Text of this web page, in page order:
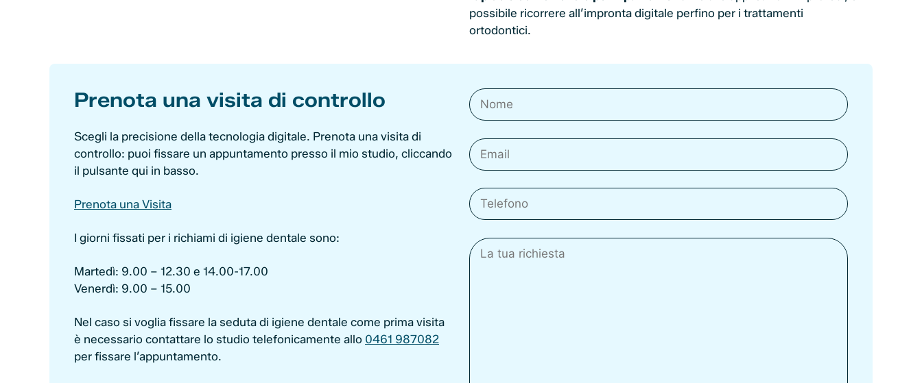
possibile ricorrere all’impronta digitale perfino per i trattamenti
ortodontici.
Prenota una visita di controllo
Scegli la precisione della tecnologia digitale. Prenota una visita di
controllo: puoi fissare un appuntamento presso il mio studio, cliccando
il pulsante qui in basso.
Prenota una Visita
I giorni fissati per i richiami di igiene dentale sono:
Martedì: 9.00 – 12.30 e 14.00-17.00
Venerdì: 9.00 – 15.00
Nel caso si voglia fissare la seduta di igiene dentale come prima visita
è necessario contattare lo studio telefonicamente allo 0461 987082
per fissare l’appuntamento.